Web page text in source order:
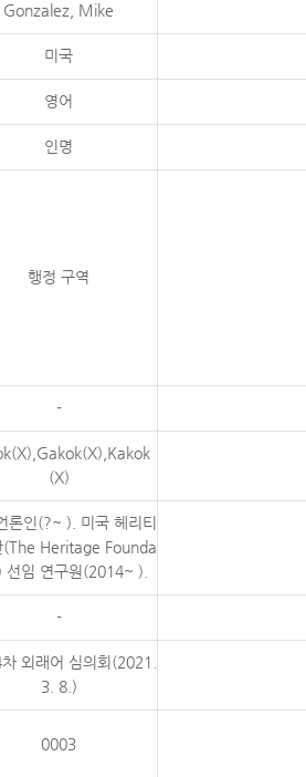
Gonzalez, Mike
미국
영어
인명
행정 구역
-
(X)
론인(?~ ). 미국 헤리티
(The Heritage Founda
선임 연구원(2014~ ).
-
외래어 심의회(2021.
3. 8.)
0003